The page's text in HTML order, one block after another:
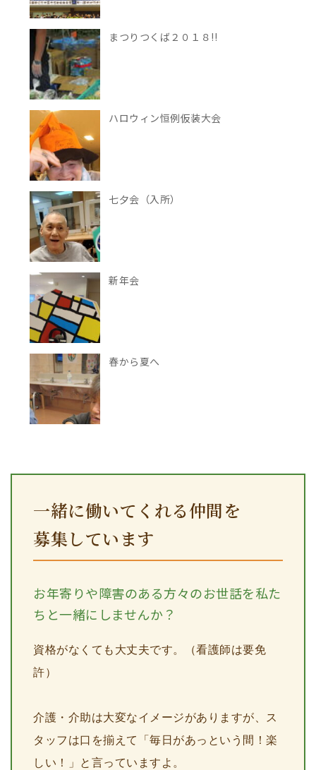
まつりつくば２０１８!!
ハロウィン恒例仮装大会
七夕会（入所）
新年会
春から夏へ
一緒に働いてくれる仲間を
募集しています
お年寄りや障害のある方々のお世話を私た
ちと一緒にしませんか？
資格がなくても大丈夫です。（看護師は要免
許）
介護・介助は大変なイメージがありますが、ス
タッフは口を揃えて「毎日があっという間！楽
しい！」と言っていますよ。